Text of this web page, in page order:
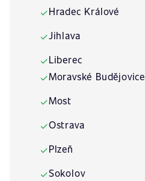
✓Hradec Králové
✓Jihlava
✓Liberec
✓Moravské Budějovice
✓Most
✓Ostrava
✓Plzeň
✓Sokolov